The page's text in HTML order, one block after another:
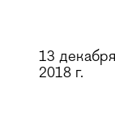
13
2018 г.